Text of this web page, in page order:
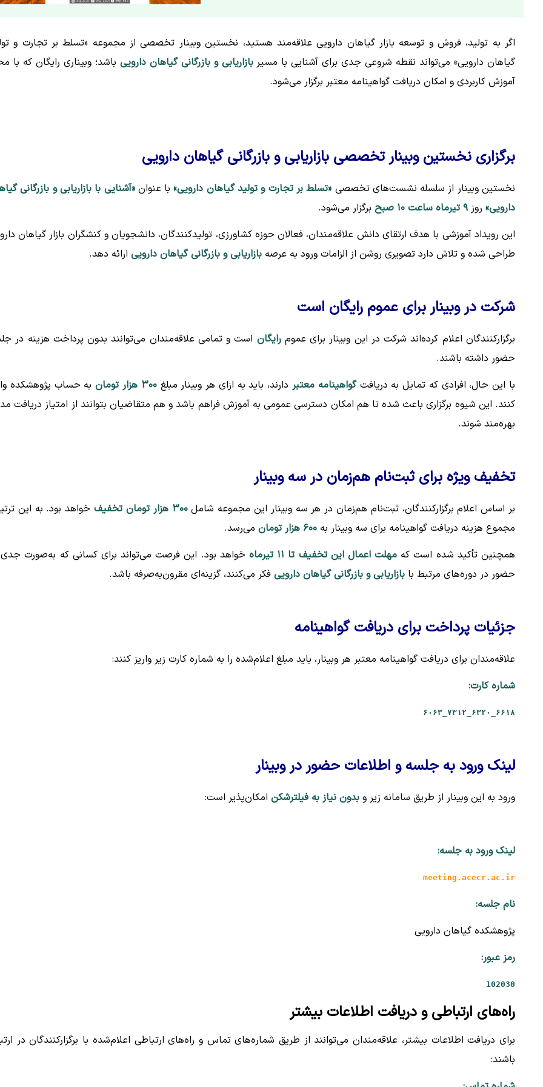
اگر به تولید، فروش و توسعه بازار گیاهان دارویی علاقه‌مند هستید، نخستین وبینار تخصصی از مجموعه «تسلط بر تجارت و
گیاهان دارویی» می‌تواند نقطه شروعی جدی برای آشنایی با مسیربازاریابی و بازرگانی گیاهان دارویی باشد؛ وبیناری رایگان که با
آموزش کاربردی و امکان دریافت گواهینامه معتبر برگزار می‌شود.
برگزاری نخستین وبینار تخصصی بازاریابی و بازرگانی گیاهان دارویی
نخستین وبینار از سلسله نشست‌های تخصصی «تسلط بر تجارت و تولید گیاهان دارویی»با عنوان«آشنایی با بازاریابی و بازرگانی
دارویی» روز ۹ تیرماه ساعت ۱۰ صبح
برگزار می‌شود.
این رویداد آموزشی با هدف ارتقای دانش علاقه‌مندان، فعالان حوزه کشاورزی، تولیدکنندگان، دانشجویان و کنشگران بازار گیاهان
طراحی شده و تلاش دارد تصویری روشن از الزامات ورود به عرصه بازاریابی و بازرگانی گیاهان دارویی ارائه دهد.
شرکت در وبینار برای عموم رایگان است
برگزارکنندگان اعلام کرده‌اند شرکت در این وبینار برای عمومرایگان است و تمامی علاقه‌مندان می‌توانند بدون پرداخت هزینه در
حضور داشته باشند.
با این حال، افرادی که تمایل به دریافتگواهینامه معتبر دارند، باید به ازای هر وبینار مبلغ۳۰۰ هزار تومان
به حساب پژوهشکده
کنند. این شیوه برگزاری باعث شده تا هم امکان دسترسی عمومی به آموزش فراهم باشد و هم متقاضیان بتوانند از امتیاز دریافت
بهره‌مند شوند.
تخفیف ویژه برای ثبت‌نام هم‌زمان در سه وبینار
بر اساس اعلام برگزارکنندگان، ثبت‌نام هم‌زمان در هر سه وبینار این مجموعه شامل۳۰۰ هزار تومان تخفیف
خواهد بود. به این
مجموع هزینه دریافت گواهینامه برای سه وبینار به ۶۰۰ هزار تومان
می‌رسد.
همچنین تأکید شده است که مهلت اعمال این تخفیف تا ۱۱ تیرماه
خواهد بود. این فرصت می‌تواند برای کسانی که به‌صورت
حضور در دوره‌های مرتبط با بازاریابی و بازرگانی گیاهان دارویی فکر می‌کنند، گزینه‌ای مقرون‌به‌صرفه باشد.
جزئیات پرداخت برای دریافت گواهینامه
علاقه‌مندان برای دریافت گواهینامه معتبر هر وبینار، باید مبلغ اعلام‌شده را به شماره کارت زیر واریز کنند:
شماره کارت:
۶۶۱۸_۶۳۲۰_۷۳۱۲_۶۰۶۳
لینک ورود به جلسه و اطلاعات حضور در وبینار
ورود به این وبینار از طریق سامانه زیر و بدون نیاز به فیلترشکن امکان‌پذیر است:
لینک ورود به جلسه:
meeting.acecr.ac.ir
نام جلسه:
پژوهشکده گیاهان دارویی
رمز عبور:
102030
راه‌های ارتباطی و دریافت اطلاعات بیشتر
برای دریافت اطلاعات بیشتر، علاقه‌مندان می‌توانند از طریق شماره‌های تماس و راه‌های ارتباطی اعلام‌شده با برگزارکنندگان در
باشند: